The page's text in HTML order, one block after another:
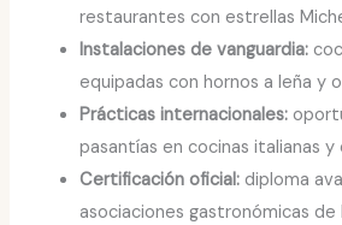
restaurantes con estrellas
Instalaciones de vanguardia:
equipadas con hornos a leña y
Prácticas internacionales:
pasantías en cocinas italianas y
Certificación oficial: diploma
asociaciones gastronómicas de